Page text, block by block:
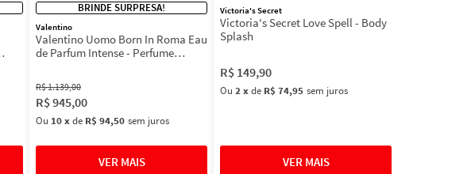
BRINDE SURPRESA!
Valentino
Valentino Uomo Born In Roma Eau
de Parfum Intense - Perfume
R$1.139,00
R$945,00
Ou 10xde R$ 94,50 sem juros
Victoria's Secret
Victoria's Secret Love Spell - Body
Splash
R$ 149,90
Ou 2xde R$ 74,95 sem juros